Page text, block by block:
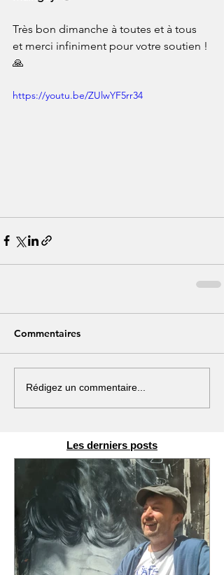
Très bon dimanche à toutes et à tous
et merci infiniment pour votre soutien !
🙏
https://youtu.be/ZUlwYF5rr34
Commentaires
Rédigez un commentaire...
Les derniers posts